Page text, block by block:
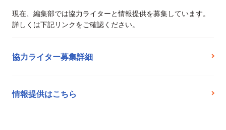
現在、編集部では協力ライターと情報提供を募集しています。
詳しくは下記リンクをご確認ください。
協力ライター募集詳細
情報提供はこちら